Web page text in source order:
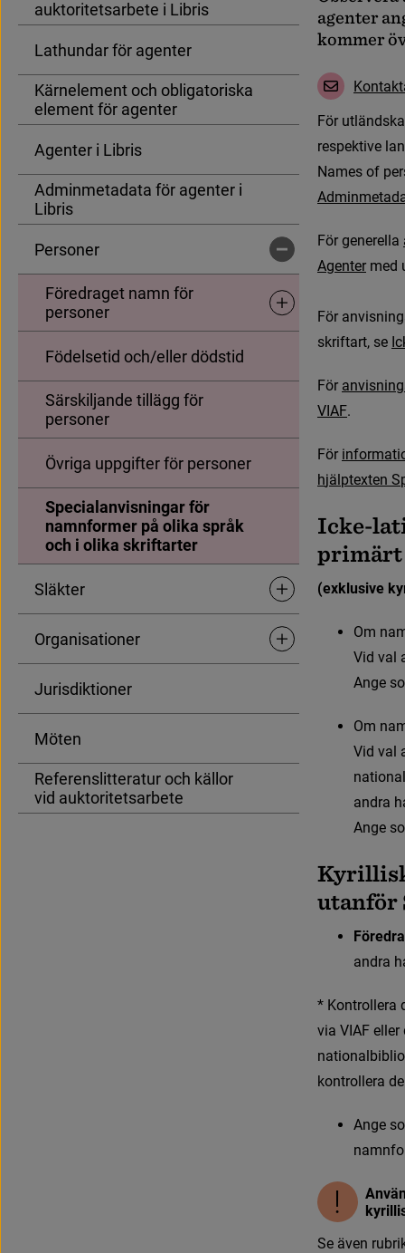
auktoritetsarbete i Libris
Lathundar för agenter
Kärnelement och obligatoriska
element för agenter
Agenter i Libris
Adminmetadata för agenter i
Libris
Personer Undersidor för Personer
Föredraget namn för
personer
Undersidor för
Födelsetid och/eller dödstid
Särskiljande tillägg för
personer
Övriga uppgifter för personer
Specialanvisningar för
namnformer på olika språk
och i olika skriftarter
Släkter Undersidor för Släkter
Organisationer Undersidor för
Jurisdiktioner
Möten
Referenslitteratur och källor
vid auktoritetsarbete
agenter an
kommerö
Kontakt
För utländska
respektive lan
Names of per
Adminmetad
För generella
Agenter med
För
skriftart, se Ic
För anvisning
VIAF.
För informati
hjälptexten S
Icke-
primärt
(exklusive
Om na
Vid val
Ange
Om na
Vid val
andra
Ange
utanför
andra h
* Kontrollera
via VIAF eller
kontrollera
Ange so
Se även rubri